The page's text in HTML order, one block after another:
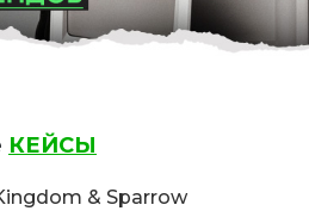
КЕЙСЫ
& Sparrow